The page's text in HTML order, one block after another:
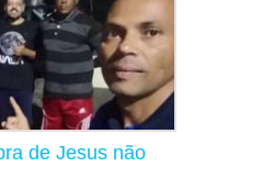
de Jesus não